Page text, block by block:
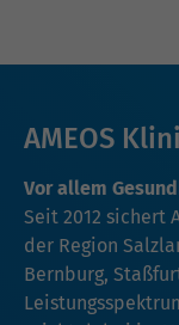
AMEOS
Vor allem
Seit 2012 sichert
der Region
Bernburg,